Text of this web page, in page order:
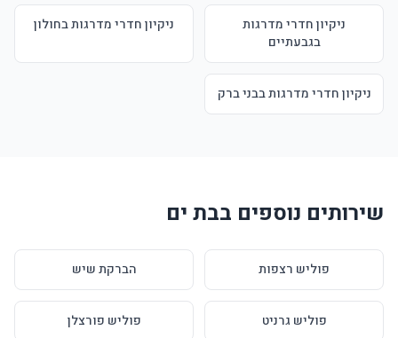
ניקיון חדרי מדרגות
בגבעתיים
ניקיון חדרי מדרגות בחולון
ניקיון חדרי מדרגות בבני ברק
שירותים נוספים בבת ים
פוליש רצפות הברקת שיש
פוליש גרניט פוליש פורצלן